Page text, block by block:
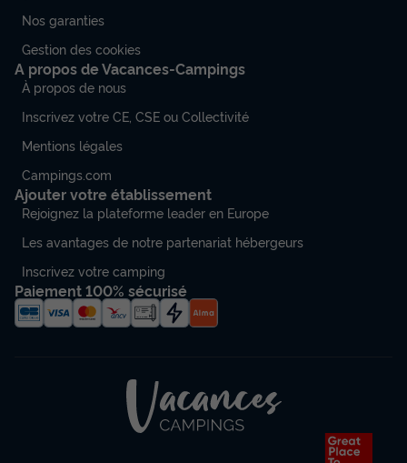
Nos garanties
Gestion des cookies
A propos de Vacances-Campings
À propos de nous
Inscrivez votre CE, CSE ou Collectivité
Mentions légales
Campings.com
Ajouter votre établissement
Rejoignez la plateforme leader en Europe
Les avantages de notre partenariat hébergeurs
Inscrivez votre camping
Paiement 100% sécurisé